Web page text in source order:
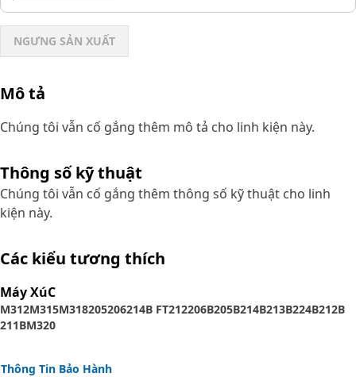
NGƯNG SẢN XUẤT
Mô tả
Chúng tôi vẫn cố gắng thêm mô tả cho linh kiện này.
Thông số kỹ thuật
Chúng tôi vẫn cố gắng thêm thông số kỹ thuật cho linh
kiện này.
Các kiểu tương thích
Máy XúC
M312M315M318205206214B FT212206B205B214B213B224B212B
211BM320
Thông Tin Bảo Hành